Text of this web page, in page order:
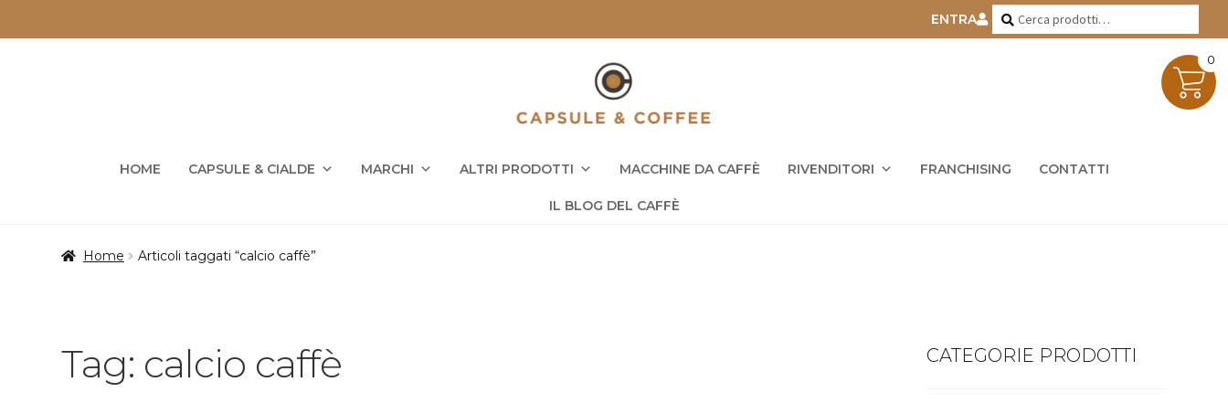
ENTRA Cerca:
Cerca
HOME CAPSULE & CIALDE MARCHI ALTRI PRODOTTI MACCHINE DA CAFFÈ RIVENDITORI FRANCHISING CONTATTI
IL BLOG DEL CAFFÈ
Home Articoli taggati “calcio caffè”
Tag: calcio caffè CATEGORIE PRODOTTI
0